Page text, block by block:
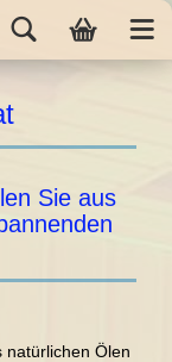
Sie aus
natürlichen Ölen